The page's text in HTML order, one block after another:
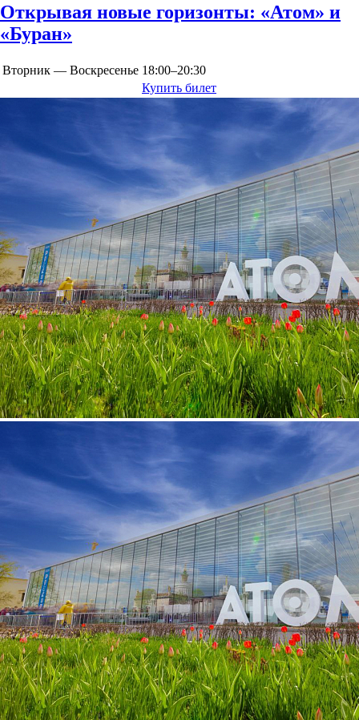
Открывая новые горизонты: «Атом» и
«Буран»
Вторник — Воскресенье 18:00–20:30
Купить билет